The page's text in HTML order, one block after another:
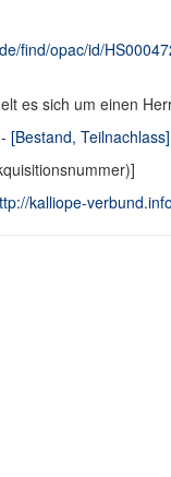
find/opac/id/
es sich um einen
[Bestand, Teilnachlass]
kalliope-